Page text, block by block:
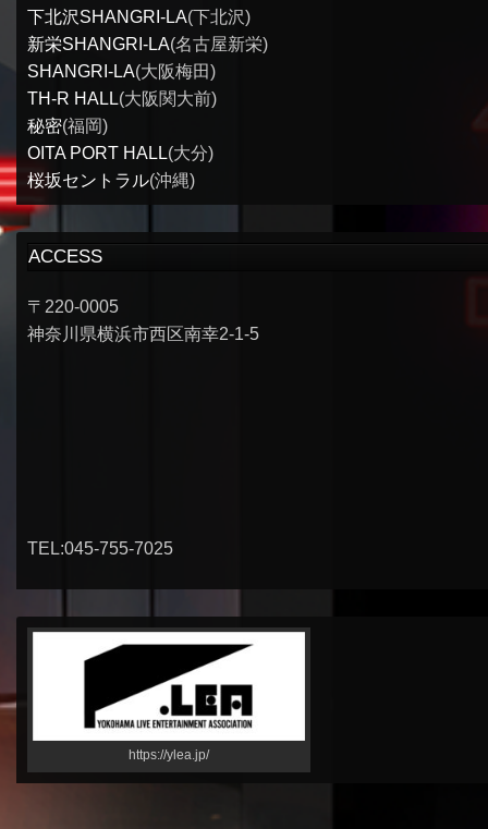
下北沢SHANGRI-LA(下北沢)
新栄SHANGRI-LA(名古屋新栄)
SHANGRI-LA(大阪梅田)
TH-R HALL(大阪関大前)
秘密(福岡)
OITA PORT HALL(大分)
桜坂セントラル(沖縄)
ACCESS
〒220-0005
神奈川県横浜市西区南幸2-1-5
TEL:045-755-7025
https://ylea.jp/